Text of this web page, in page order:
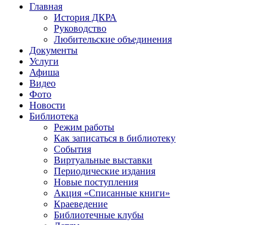
Главная
История ДКРА
Руководство
Любительские объединения
Документы
Услуги
Афиша
Видео
Фото
Новости
Библиотека
Режим работы
Как записаться в библиотеку
События
Виртуальные выставки
Периодические издания
Новые поступления
Акция «Списанные книги»
Краеведение
Библиотечные клубы